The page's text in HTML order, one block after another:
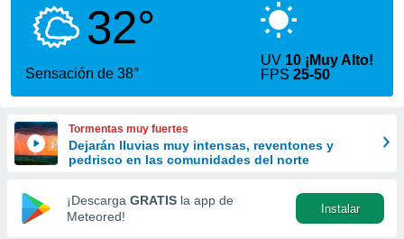
que se
calidad.
a este
las
y
forma
digital
basada
32°
Sensación de 38°
UV 10 ¡Muy Alto!
FPS25-50
Tormentas muy fuertes
Dejarán lluvias muy intensas, reventones y
pedrisco en las comunidades del norte
¡Descarga GRATIS la app de
Meteored!
Instalar